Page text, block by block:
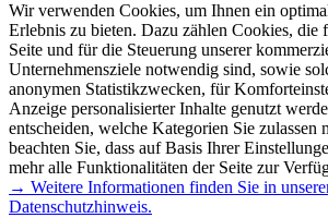
Wir verwenden Cookies, um Ihnen ein
Erlebnis zu bieten. Dazu zählen Cookies, die
Seite und für die Steuerung unserer
Unternehmensziele notwendig sind, sowie
anonymen Statistikzwecken, für
Anzeige personalisierter Inhalte genutzt
entscheiden, welche Kategorien Sie zulassen
beachten Sie, dass auf Basis Ihrer
mehr alle Funktionalitäten der Seite zur
→ Weitere Informationen finden Sie in
Datenschutzhinweis.